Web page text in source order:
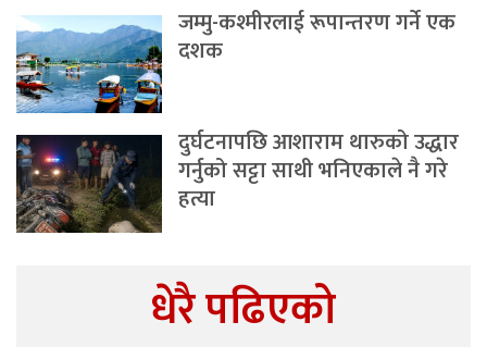
जम्मु-कश्मीरलाई रूपान्तरण गर्ने एक
दशक
दुर्घटनापछि आशाराम थारुको उद्धार
गर्नुको सट्टा साथी भनिएकाले नै गरे
हत्या
धेरै पढिएको